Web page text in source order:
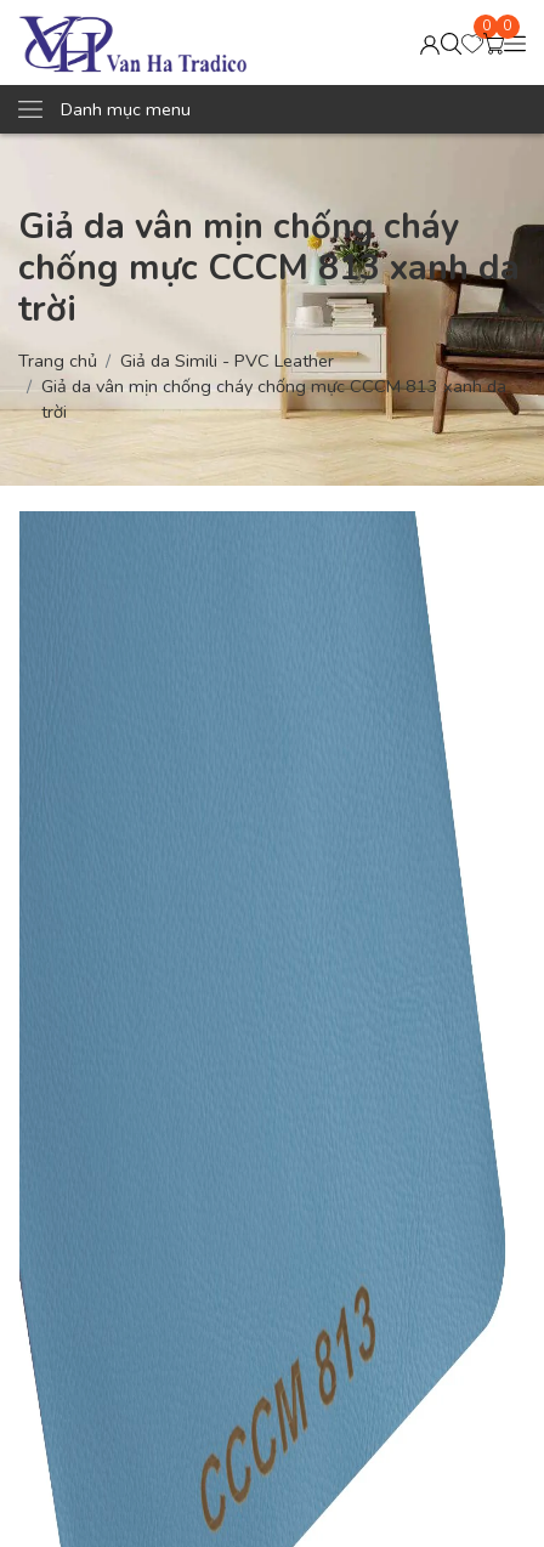
0 0
Danh mục menu
Giả da vân mịn chống cháy
chống mực CCCM 813 xanh da
trời
Trang chủ
Giả da Simili - PVC Leather
Giả da vân mịn chống cháy chống mực CCCM 813 xanh da
trời